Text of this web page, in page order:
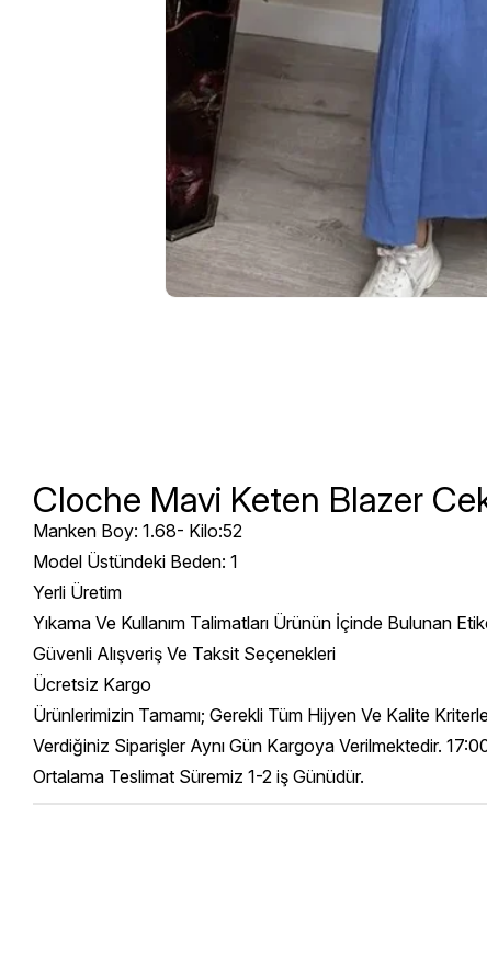
Cloche Mavi Keten Blazer
Manken Boy: 1.68- Kilo:52
Model Üstündeki Beden: 1
Yerli Üretim
Yıkama Ve Kullanım Talimatları Ürünün İçinde Bulunan
Güvenli Alışveriş Ve Taksit Seçenekleri
Ücretsiz Kargo
Ürünlerimizin Tamamı; Gerekli Tüm Hijyen Ve Kalite
Verdiğiniz Siparişler Aynı Gün Kargoya Verilmektedir.
Ortalama Teslimat Süremiz 1-2 iş Günüdür.